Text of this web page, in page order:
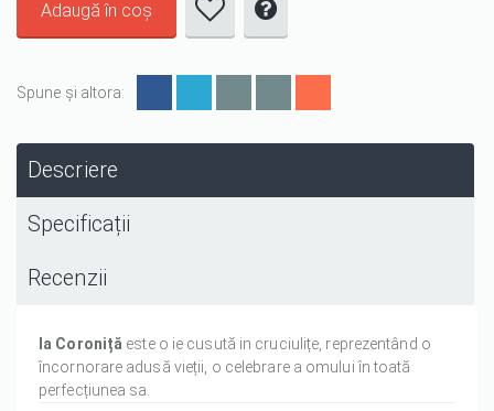
Spune și altora:
Descriere
Specificații
Recenzii
Ia Coroniță este o ie cusută in cruciulițe, reprezentând o
încornorare adusă vieții, o celebrare a omului în toată
perfecțiunea sa.